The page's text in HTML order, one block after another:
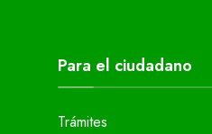
Para el ciudadano
Trámites